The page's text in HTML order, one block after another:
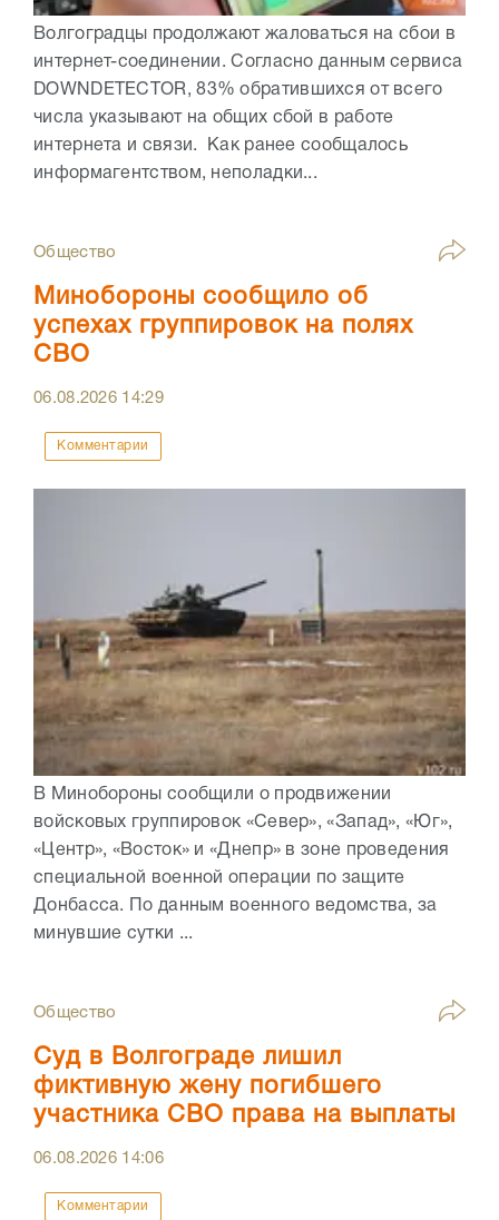
Волгоградцы продолжают жаловаться на сбои в
интернет-соединении. Согласно данным сервиса
DOWNDETECTOR, 83% обратившихся от всего
числа указывают на общих сбой в работе
интернета и связи. Как ранее сообщалось
информагентством, неполадки...
Общество
Минобороны сообщило об
успехах группировок на полях
СВО
06.08.2026 14:29
Комментарии
В Минобороны сообщили о продвижении
войсковых группировок «Север», «Запад», «Юг»,
«Центр», «Восток» и «Днепр» в зоне проведения
специальной военной операции по защите
Донбасса. По данным военного ведомства, за
минувшие сутки ...
Общество
Суд в Волгограде лишил
фиктивную жену погибшего
участника СВО права на выплаты
06.08.2026 14:06
Комментарии